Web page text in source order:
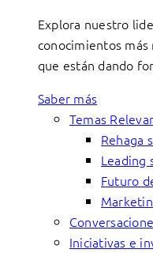
Explora nuestro
conocimientos
que están dando
Saber más
Temas
Rehaga
Leading
Futuro
Iniciativas e